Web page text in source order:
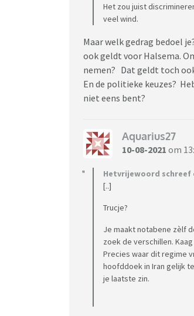
Het zou juist
veel wind.
Maar welk gedrag bedoel
ook geldt voor Halsema.
nemen? Dat geldt toch
En de politieke keuzes?
niet eens bent?
Aquarius27
10-08-2021 om
Hetvrijewoord schreef
[..]
Trucje?
Je maakt notabene zèlf
zoek de verschillen.
Precies waar dit regime
hoofddoek in Iran gelijk
je laatste zin.